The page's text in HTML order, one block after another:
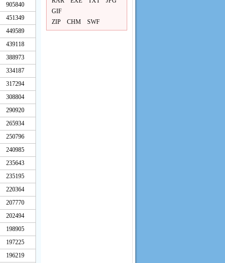
905840
451349
449589
439118
388973
334187
317294
308804
290920
265934
250796
240985
235643
235195
220364
207770
202494
198905
197225
196219
GIF
ZIP
CHM SWF